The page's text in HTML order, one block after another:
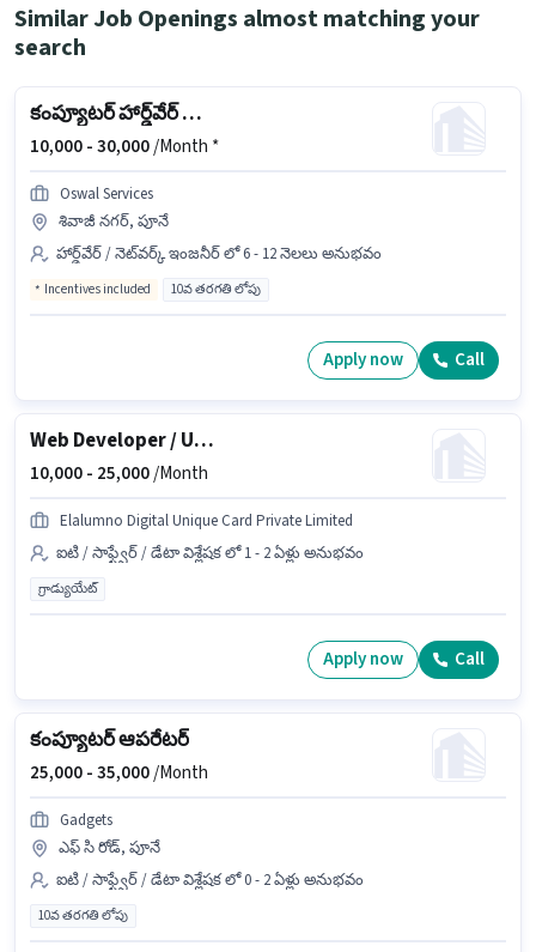
Similar Job Openings almost matching your
search
కంప్యూటర్ హార్డ్‌వేర్ ఇంజనీర్
10,000 -30,000/Month *
Oswal Services
శివాజీ నగర్, పూనే
హార్డ్‌వేర్ / నెట్‌వర్క్ ఇంజనీర్ లో 6 - 12 నెలలు అనుభవం
Incentives included 10వ తరగతి లోపు
Apply now Call
Web Developer / UI-UX Designer
10,000 - 25,000/Month
Elalumno Digital Unique Card Private Limited
ఐటి / సాఫ్ట్వేర్ / డేటా విశ్లేషక లో 1 - 2 ఏళ్లు అనుభవం
గ్రాడ్యుయేట్
Apply now Call
కంప్యూటర్ ఆపరేటర్
25,000 -35,000/Month
Gadgets
ఎఫ్ సి రోడ్, పూనే
ఐటి / సాఫ్ట్వేర్ / డేటా విశ్లేషక లో 0 - 2 ఏళ్లు అనుభవం
10వ తరగతి లోపు